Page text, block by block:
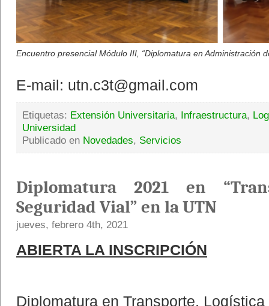
Encuentro presencial Módulo III, “Diplomatura en Administración
E-mail: utn.c3t@gmail.com
Etiquetas: Extensión Universitaria, Infraestructura,
Universidad
Publicado en Novedades, Servicios
Diplomatura 2021 en
Seguridad Vial” en la UTN
jueves, febrero 4th, 2021
ABIERTA LA INSCRIPCIÓN
Diplomatura en Transporte,